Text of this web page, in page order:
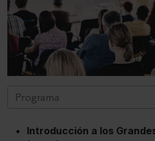
Introducción a los